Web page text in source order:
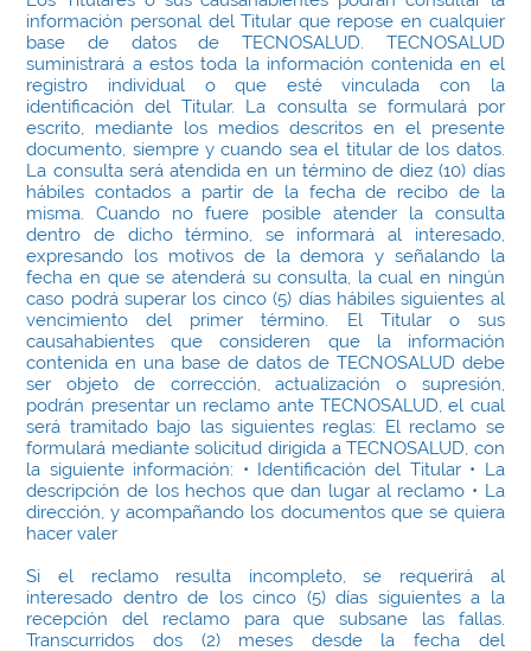
información personal del Titular que repose en cualquier
base de datos de TECNOSALUD. TECNOSALUD
suministrará a estos toda la información contenida en el
registro individual o que esté vinculada con la
identificación del Titular. La consulta se formulará por
escrito, mediante los medios descritos en el presente
documento, siempre y cuando sea el titular de los datos.
La consulta será atendida en un término de diez (10) días
hábiles contados a partir de la fecha de recibo de la
misma. Cuando no fuere posible atender la consulta
dentro de dicho término, se informará al interesado,
expresando los motivos de la demora y señalando la
fecha en que se atenderá su consulta, la cual en ningún
caso podrá superar los cinco (5) días hábiles siguientes al
vencimiento del primer término. El Titular o sus
causahabientes que consideren que la información
contenida en una base de datos de TECNOSALUD debe
ser objeto de corrección, actualización o supresión,
podrán presentar un reclamo ante TECNOSALUD, el cual
será tramitado bajo las siguientes reglas: El reclamo se
formulará mediante solicitud dirigida a TECNOSALUD, con
la siguiente información: • Identificación del Titular • La
descripción de los hechos que dan lugar al reclamo • La
dirección, y acompañando los documentos que se quiera
hacer valer
Si el reclamo resulta incompleto, se requerirá al
interesado dentro de los cinco (5) días siguientes a la
recepción del reclamo para que subsane las fallas.
Transcurridos dos (2) meses desde la fecha del